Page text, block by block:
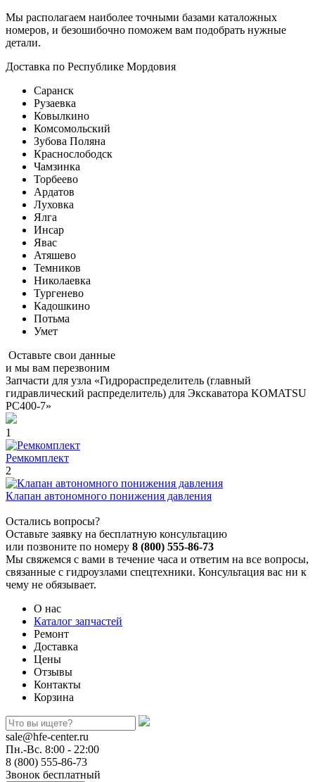
Мы располагаем наиболее точными базами каталожных
номеров, и безошибочно поможем вам подобрать нужные
детали.
Доставка по Республике Мордовия
Саранск
Рузаевка
Ковылкино
Комсомольский
Зубова Поляна
Краснослободск
Чамзинка
Торбеево
Ардатов
Луховка
Ялга
Инсар
Явас
Атяшево
Темников
Николаевка
Тургенево
Кадошкино
Потьма
Умет
Оставьте свои данные
и мы вам перезвоним
Запчасти для узла «Гидрораспределитель (главный
гидравлический распределитель) для Экскаватора KOMATSU
PC400-7»
1
Ремкомплект
2
Клапан автономного понижения давления
Остались вопросы?
Оставьте заявку на бесплатную консультацию
или позвоните по номеру 8 (800) 555-86-73
Мы свяжемся с вами в течение часа и ответим на все вопросы,
связанные с гидроузлами спецтехники. Консультация вас ни к
чему не обязывает.
О нас
Каталог запчастей
Ремонт
Доставка
Цены
Отзывы
Контакты
Корзина
sale@hfe-center.ru
Пн.-Вс. 8:00 - 22:00
8 (800) 555-86-73
Звонок бесплатный